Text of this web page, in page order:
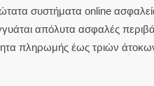
συστήματα online
απόλυτα ασφαλές
πληρωμής έως τριών